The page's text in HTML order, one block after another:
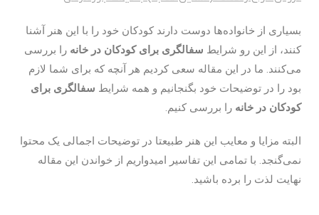
بسیاری از خانواده‌ها دوست دارند کودکان خود را با این هنر آشنا
کنند، از این رو شرایط سفالگری برای کودکان در خانه را بررسی
می‌کنند. ما در این مقاله سعی کردیم هر آنچه که برای شما لازم
بود را در توضیحات خود بگنجانیم و همه شرایط سفالگری برای
کودکان در خانه را بررسی کنیم.
البته مزایا و معایب این هنر طبیعتا در توضیحات اجمالی یک محتوا
نمی‌گنجد. با تمامی این تفاسیر امیدواریم از خواندن این مقاله
نهایت لذت را برده باشید.